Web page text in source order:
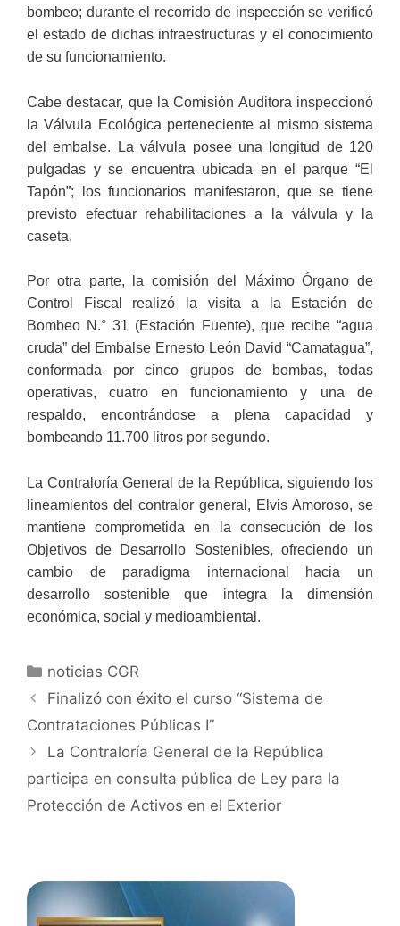
bombeo; durante el recorrido de inspección se verificó
el estado de dichas infraestructuras y el conocimiento
de su funcionamiento.
Cabe destacar, que la Comisión Auditora inspeccionó
la Válvula Ecológica perteneciente al mismo sistema
del embalse. La válvula posee una longitud de 120
pulgadas y se encuentra ubicada en el parque “El
Tapón”; los funcionarios manifestaron, que se tiene
previsto efectuar rehabilitaciones a la válvula y la
caseta.
Por otra parte, la comisión del Máximo Órgano de
Control Fiscal realizó la visita a la Estación de
Bombeo N.° 31 (Estación Fuente), que recibe “agua
cruda” del Embalse Ernesto León David “Camatagua”,
conformada por cinco grupos de bombas, todas
operativas, cuatro en funcionamiento y una de
respaldo, encontrándose a plena capacidad y
bombeando 11.700 litros por segundo.
La Contraloría General de la República, siguiendo los
lineamientos del contralor general, Elvis Amoroso, se
mantiene comprometida en la consecución de los
Objetivos de Desarrollo Sostenibles, ofreciendo un
cambio de paradigma internacional hacia un
desarrollo sostenible que integra la dimensión
económica, social y medioambiental.
noticias CGR
Finalizó con éxito el curso “Sistema de
Contrataciones Públicas I”
La Contraloría General de la República
participa en consulta pública de Ley para la
Protección de Activos en el Exterior